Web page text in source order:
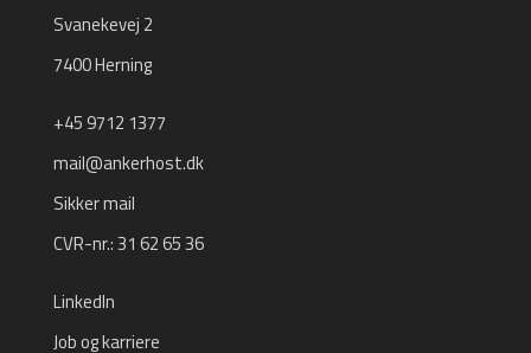
Svanekevej 2
7400 Herning
+45 9712 1377
mail@ankerhost.dk
Sikker mail
CVR-nr.: 31 62 65 36
LinkedIn
Job og karriere